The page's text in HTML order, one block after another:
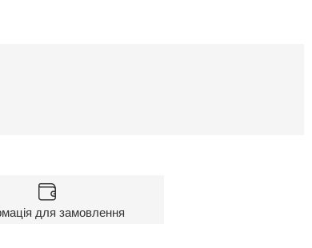
для замовлення